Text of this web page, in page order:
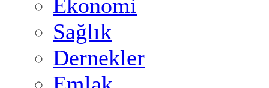
Ekonomi
Sağlık
Dernekler